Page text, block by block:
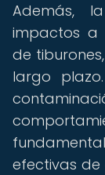
Además,
impactos a
de
largo
efectivas de